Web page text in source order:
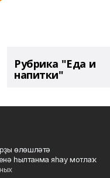
Рубрика "Еда и
напитки"
өлөшләтә
һылтанма яһау мотлаҡ.